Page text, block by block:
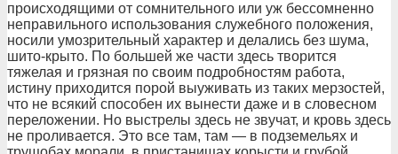
происходящими от сомнительного или уж бессомненно
неправильного использования служебного положения,
носили умозрительный характер и делались без шума,
шито-крыто. По большей же части здесь творится
тяжелая и грязная по своим подробностям работа,
истину приходится порой выуживать из таких мерзостей,
что не всякий способен их вынести даже и в словесном
переложении. Но выстрелы здесь не звучат, и кровь здесь
не проливается. Это все там, там — в подземельях и